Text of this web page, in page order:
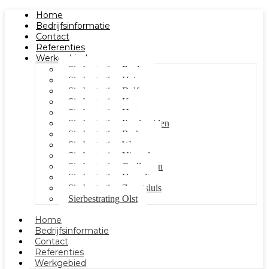
Home
Bedrijfsinformatie
Contact
Referenties
Werkgebied
Sierbestrating Raalte
Sierbestrating Heino
Sierbestrating Dalfsen
Sierbestrating Kampen
Sierbestrating Hattem
Sierbestrating Ijsselmuiden
Sierbestrating Berkum
Sierbestrating Wezep
Sierbestrating Nieuwleusen
Sierbestrating Oudleusen
Sierbestrating Hasselt
Sierbestrating Zwartsluis
Sierbestrating Olst
Home
Bedrijfsinformatie
Contact
Referenties
Werkgebied